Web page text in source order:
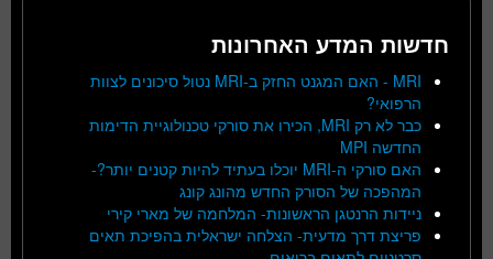
חדשות המדע האחרונות
MRI - האם המגנט החזק ב-MRI נטול סיכונים לצוות
הרפואי?
כבר לא רק MRI, הכירו את סורקי טכנולוגיית הדימות
החדשה MPI
האם סורקי ה-MRI יוכלו בעתיד להיות קטנים יותר?-
המהפכה של הסורק החדש מהונג קונג
ניידות הרנטגן הראשונות- המלחמה של מארי קירי
פריצת דרך מדעית- הצלחה ישראלית בהפיכת תאים